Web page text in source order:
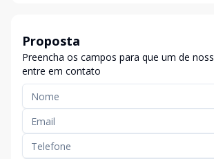
Proposta
Preencha os campos para que um de
entre em contato